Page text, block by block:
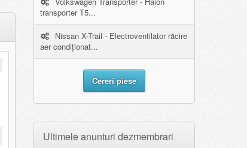
transporter T5...
Nissan X-Trail - Electroventilator răcire
aer condiționat...
Cereri piese
Ultimele anunturi dezmembrari